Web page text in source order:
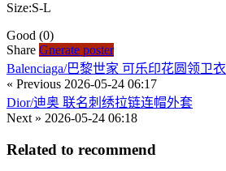
Size:S-L
Good (0)
Share Gnerate poster
Balenciaga/巴黎世家 可乐印花圆领卫衣
« Previous 2026-05-24 06:17
Dior/迪奥 联名刺绣拉链连帽外套
Next » 2026-05-24 06:18
Related to recommend